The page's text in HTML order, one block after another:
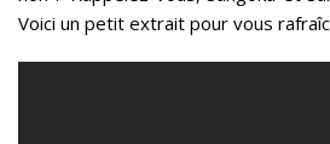
Voici un petit extrait pour vous